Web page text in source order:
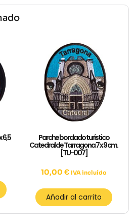
6,5 Parche bordado turístico
Catedral de Tarragona 7 x 9 cm.
[TU-007]
10,00 € IVA incluído
Añadir al carrito